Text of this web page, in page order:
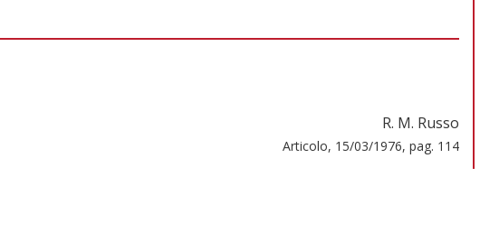
R. M. Russo
Articolo, 15/03/1976, pag. 114